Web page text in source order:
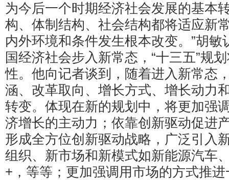
为今后一个时期经济社会发展的基本
构、体制结构、社会结构都将适应新
内外环境和条件发生根本改变。”胡
国经济社会步入新常态，“十三五”规
性。他向记者谈到，随着进入新常态
涵、改革取向、增长方式、增长动力
转变。体现在新的规划中，将更加强
济增长的主动力；依靠创新驱动促进
形成全方位创新驱动战略，广泛引入
组织、新市场和新模式如新能源汽车
+，等等；更加强调用市场的方式推